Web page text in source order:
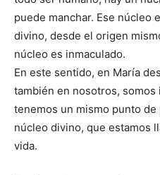
puede manchar. Ese núcleo
divino, desde el origen
núcleo es inmaculado.
En este sentido, en María
también en nosotros,
tenemos un mismo punto
núcleo divino, que estamos
vida.